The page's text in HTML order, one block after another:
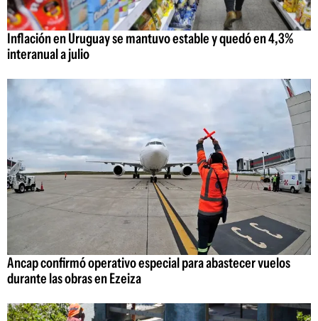
Inflación en Uruguay se mantuvo estable y quedó en 4,3%
interanual a julio
Ancap confirmó operativo especial para abastecer vuelos
durante las obras en Ezeiza